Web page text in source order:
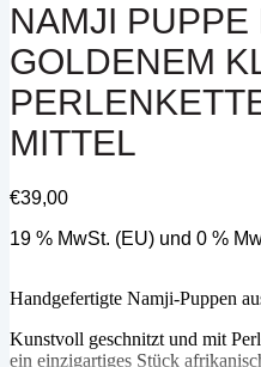
NAMJI PUPPE
GOLDENEM
MITTEL
€39,00
19 % MwSt. (EU) und 0 %
Handgefertigte Namji-Puppen
Kunstvoll geschnitzt und mit
ein einzigartiges Stück